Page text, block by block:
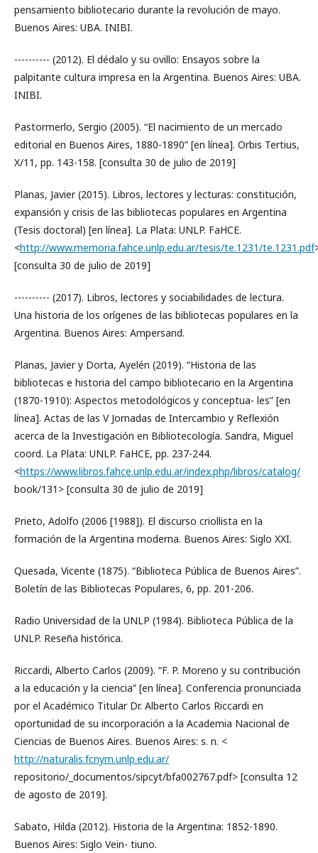
pensamiento bibliotecario durante la revolución de mayo.
Buenos Aires: UBA. INIBI.
---------- (2012). El dédalo y su ovillo: Ensayos sobre la
palpitante cultura impresa en la Argentina. Buenos Aires: UBA.
INIBI.
Pastormerlo, Sergio (2005). “El nacimiento de un mercado
editorial en Buenos Aires, 1880-1890” [en línea]. Orbis Tertius,
X/11, pp. 143-158. [consulta 30 de julio de 2019]
Planas, Javier (2015). Libros, lectores y lecturas: constitución,
expansión y crisis de las bibliotecas populares en Argentina
(Tesis doctoral) [en línea]. La Plata: UNLP. FaHCE.
<http://www.memoria.fahce.unlp.edu.ar/tesis/te.1231/te.1231.pdf
[consulta 30 de julio de 2019]
---------- (2017). Libros, lectores y sociabilidades de lectura.
Una historia de los orígenes de las bibliotecas populares en la
Argentina. Buenos Aires: Ampersand.
Planas, Javier y Dorta, Ayelén (2019). “Historia de las
bibliotecas e historia del campo bibliotecario en la Argentina
(1870-1910): Aspectos metodológicos y conceptua- les” [en
línea]. Actas de las V Jornadas de Intercambio y Reflexión
acerca de la Investigación en Bibliotecología. Sandra, Miguel
coord. La Plata: UNLP. FaHCE, pp. 237-244.
<https://www.libros.fahce.unlp.edu.ar/index.php/libros/catalog/
book/131> [consulta 30 de julio de 2019]
Prieto, Adolfo (2006 [1988]). El discurso criollista en la
formación de la Argentina moderna. Buenos Aires: Siglo XXI.
Quesada, Vicente (1875). “Biblioteca Pública de Buenos Aires”.
Boletín de las Bibliotecas Populares, 6, pp. 201-206.
Radio Universidad de la UNLP (1984). Biblioteca Pública de la
UNLP. Reseña histórica.
Riccardi, Alberto Carlos (2009). “F. P. Moreno y su contribución
a la educación y la ciencia” [en línea]. Conferencia pronunciada
por el Académico Titular Dr. Alberto Carlos Riccardi en
oportunidad de su incorporación a la Academia Nacional de
Ciencias de Buenos Aires. Buenos Aires: s. n. <
http://naturalis.fcnym.unlp.edu.ar/
repositorio/_documentos/sipcyt/bfa002767.pdf> [consulta 12
de agosto de 2019].
Sabato, Hilda (2012). Historia de la Argentina: 1852-1890.
Buenos Aires: Siglo Vein- tiuno.